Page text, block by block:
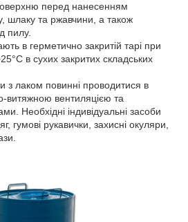
перед нанесенням
шлаку та ржавчини, а також
пилу.
в герметично закритій тарі при
в сухих закритих складських
з лаком повинні проводитися в
витяжною вентиляцією та
Необхідні індивідуальні засоби
гумові рукавички, захисні окуляри,